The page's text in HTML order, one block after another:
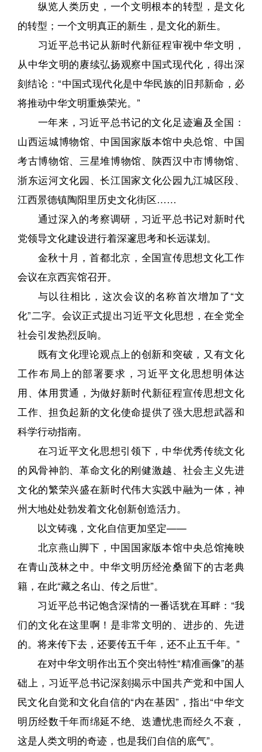
纵览人类历史，一个文明根本的转型，是文化
的转型；一个文明真正的新生，是文化的新生。
习近平总书记从新时代新征程审视中华文明，
从中华文明的赓续弘扬观察中国式现代化，得出深
刻结论：“中国式现代化是中华民族的旧邦新命，必
将推动中华文明重焕荣光。”
一年来，习近平总书记的文化足迹遍及全国：
山西运城博物馆、中国国家版本馆中央总馆、中国
考古博物馆、三星堆博物馆、陕西汉中市博物馆、
浙东运河文化园、长江国家文化公园九江城区段、
江西景德镇陶阳里历史文化街区……
通过深入的考察调研，习近平总书记对新时代
党领导文化建设进行着深邃思考和长远谋划。
金秋十月，首都北京，全国宣传思想文化工作
会议在京西宾馆召开。
与以往相比，这次会议的名称首次增加了“文
化”二字。会议正式提出习近平文化思想，在全党全
社会引发热烈反响。
既有文化理论观点上的创新和突破，又有文化
工作布局上的部署要求，习近平文化思想明体达
用、体用贯通，为做好新时代新征程宣传思想文化
工作、担负起新的文化使命提供了强大思想武器和
科学行动指南。
在习近平文化思想引领下，中华优秀传统文化
的风骨神韵、革命文化的刚健激越、社会主义先进
文化的繁荣兴盛在新时代伟大实践中融为一体，神
州大地处处勃发着文化创新创造活力。
以文铸魂，文化自信更加坚定——
北京燕山脚下，中国国家版本馆中央总馆掩映
在青山茂林之中。中华文明历经沧桑留下的古老典
籍，在此“藏之名山、传之后世”。
习近平总书记饱含深情的一番话犹在耳畔：“我
们的文化在这里啊！是非常文明的、进步的、先进
的。将来传下去，还要传五千年，还不止五千年。”
在对中华文明作出五个突出特性“精准画像”的基
础上，习近平总书记深刻揭示中国共产党和中国人
民文化自觉和文化自信的“内在基因”，指出“中华文
明历经数千年而绵延不绝、迭遭忧患而经久不衰，
这是人类文明的奇迹，也是我们自信的底气”。